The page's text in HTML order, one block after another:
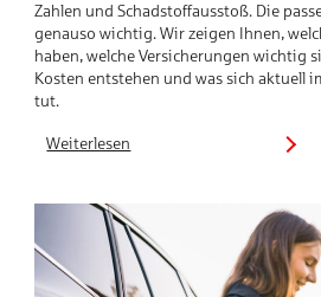
Zahlen und Schadstoffausstoß. Die
genauso wichtig. Wir zeigen Ihnen,
haben, welche Versicherungen wichtig
Kosten entstehen und was sich aktuell
tut.
Weiterlesen
:
Fahrzeugkauf